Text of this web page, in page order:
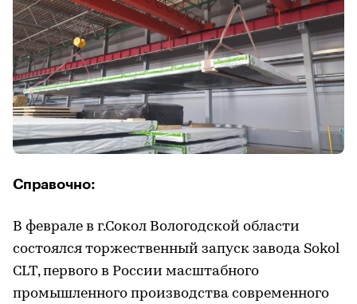
Справочно:
В феврале в г.Сокол Вологодской области
состоялся торжественный запуск завода Sokol
CLT, первого в России масштабного
промышленного производства современного